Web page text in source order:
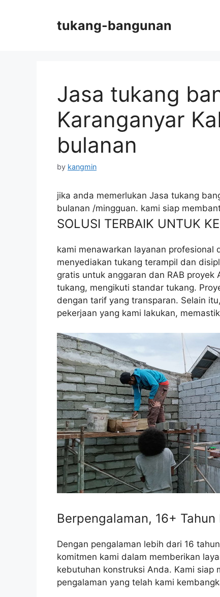
tukang-bangunan
Jasa tukang
Karanganyar
bulanan
by kangmin
jika anda memerlukan Jasa tukang
bulanan /mingguan. kami siap
SOLUSI TERBAIK UNTUK
kami menawarkan layanan profesional
menyediakan tukang terampil dan
gratis untuk anggaran dan RAB
tukang, mengikuti standar tukang.
dengan tarif yang transparan. Selain
pekerjaan yang kami lakukan,
Berpengalaman, 16+ Tahun
Dengan pengalaman lebih dari 16
komitmen kami dalam memberikan
kebutuhan konstruksi Anda. Kami siap
pengalaman yang telah kami